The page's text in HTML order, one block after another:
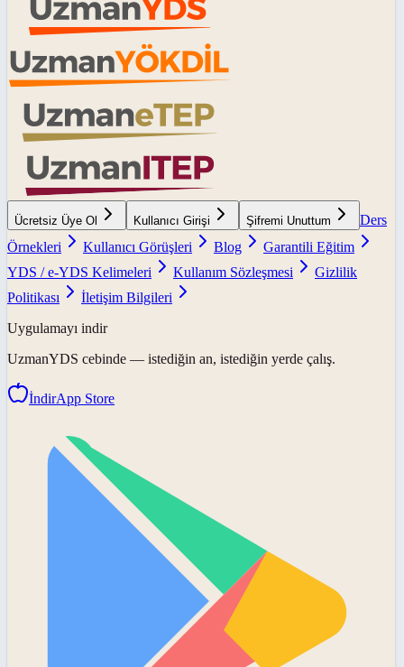
Ücretsiz Üye Ol Kullanıcı Girişi Şifremi Unuttum
Ders
Örnekleri
Kullanıcı Görüşleri Blog
Garantili Eğitim
YDS / e-YDS Kelimeleri
Kullanım Sözleşmesi
Gizlilik
Politikası
İletişim Bilgileri
Uygulamayı indir
UzmanYDS cebinde — istediğin an, istediğin yerde çalış.
İndirApp Store